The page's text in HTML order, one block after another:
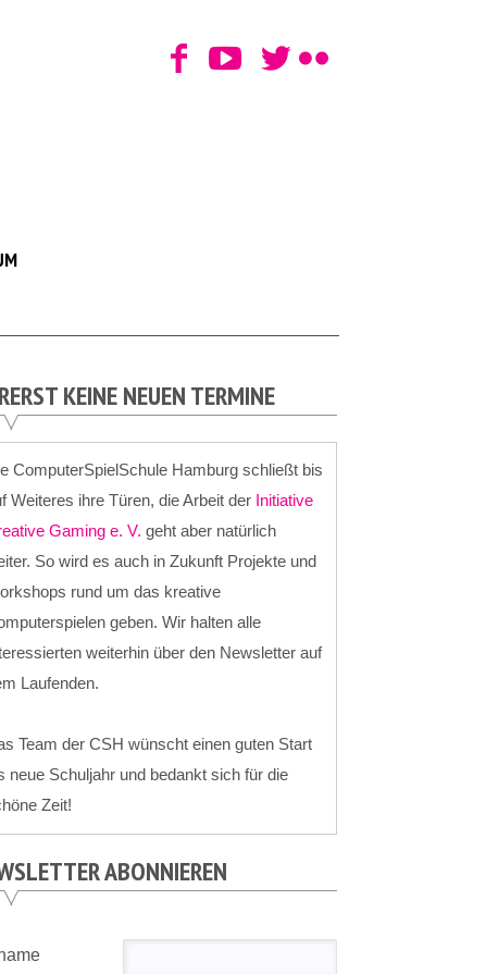
KEINE NEUEN TERMINE
ComputerSpielSchule Hamburg schließt bis
Weiteres ihre Türen, die Arbeit der Initiative
Gaming e. V. geht aber natürlich
So wird es auch in Zukunft Projekte und
rund um das kreative
geben. Wir halten alle
weiterhin über den Newsletter auf
Laufenden.
Team der CSH wünscht einen guten Start
neue Schuljahr und bedankt sich für die
Zeit!
ABONNIEREN